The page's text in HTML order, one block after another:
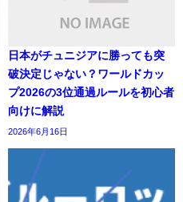
日本がチュニジアに勝っても突
破決定じゃない？ワールドカッ
プ2026の3位通過ルールを初心者
向けに解説
2026年6月16日